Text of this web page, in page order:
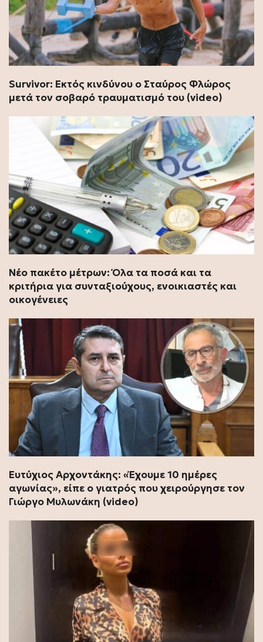
Survivor: Εκτός κινδύνου ο Σταύρος Φλώρος
μετά τον σοβαρό τραυματισμό του (video)
Νέο πακέτο μέτρων: Όλα τα ποσά και τα
κριτήρια για συνταξιούχους, ενοικιαστές και
οικογένειες
Ευτύχιος Αρχοντάκης: «Έχουμε 10 ημέρες
αγωνίας», είπε ο γιατρός που χειρούργησε τον
Γιώργο Μυλωνάκη (video)